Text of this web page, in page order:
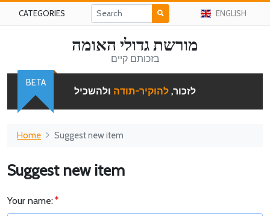
CATEGORIES ENGLISH
מורשת גדולי האומה
בזכותם קיים
לזכור, להוקיר-תודה ולהשכיל
BETA
Home Suggest new item
Suggest new item
Your name: